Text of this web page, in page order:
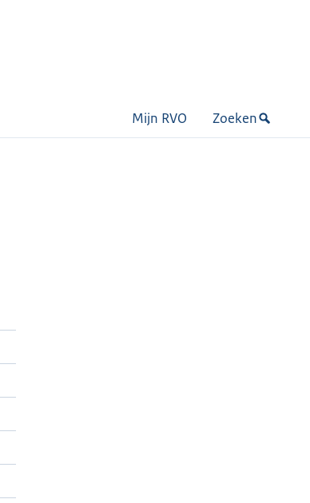
Mijn RVO Zoeken